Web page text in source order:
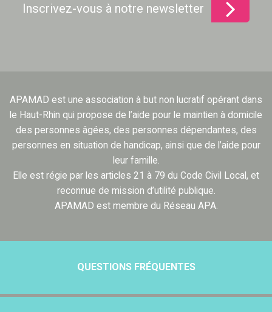
Inscrivez-vous à notre newsletter
APAMAD est une association à but non lucratif opérant dans
le Haut-Rhin qui propose de l’aide pour le maintien à domicile
des personnes âgées, des personnes dépendantes, des
personnes en situation de handicap, ainsi que de l’aide pour
leur famille.
Elle est régie par les articles 21 à 79 du Code Civil Local, et
reconnue de mission d’utilité publique.
APAMAD est membre du Réseau APA.
QUESTIONS FRÉQUENTES